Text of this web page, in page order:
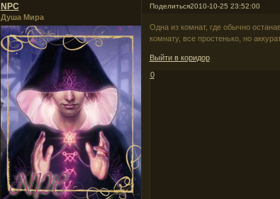
Поделиться2010-10-25 23:52:00
NPC
Душа Мира
Одна из комнат, где обычно
комнату, все простенько, но
Выйти в коридор
0